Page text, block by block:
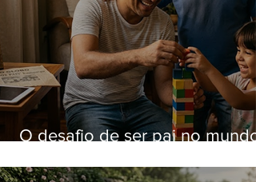
O desafio de ser pai no mundo